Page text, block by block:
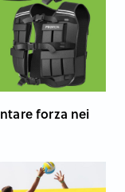
forza nei